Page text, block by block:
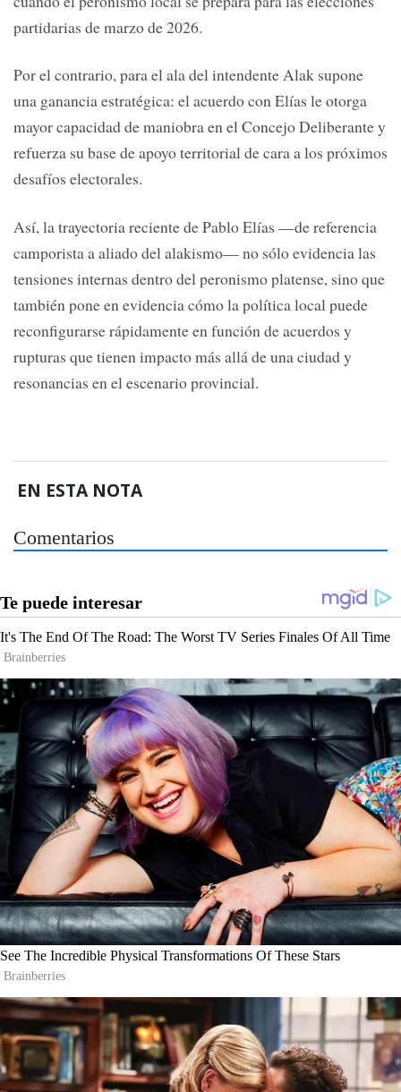
partidarias de marzo de 2026.
Por el contrario, para el ala del intendente Alak supone
una ganancia estratégica: el acuerdo con Elías le otorga
mayor capacidad de maniobra en el Concejo Deliberante y
refuerza su base de apoyo territorial de cara a los próximos
desafíos electorales.
Así, la trayectoria reciente de Pablo Elías —de referencia
camporista a aliado del alakismo— no sólo evidencia las
tensiones internas dentro del peronismo platense, sino que
también pone en evidencia cómo la política local puede
reconfigurarse rápidamente en función de acuerdos y
rupturas que tienen impacto más allá de una ciudad y
resonancias en el escenario provincial.
EN ESTA NOTA
Comentarios